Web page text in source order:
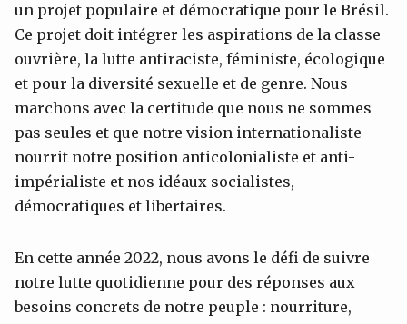
un projet populaire et démocratique pour le Brésil.
Ce projet doit intégrer les aspirations de la classe
ouvrière, la lutte antiraciste, féministe, écologique
et pour la diversité sexuelle et de genre. Nous
marchons avec la certitude que nous ne sommes
pas seules et que notre vision internationaliste
nourrit notre position anticolonialiste et anti-
impérialiste et nos idéaux socialistes,
démocratiques et libertaires.
En cette année 2022, nous avons le défi de suivre
notre lutte quotidienne pour des réponses aux
besoins concrets de notre peuple : nourriture,